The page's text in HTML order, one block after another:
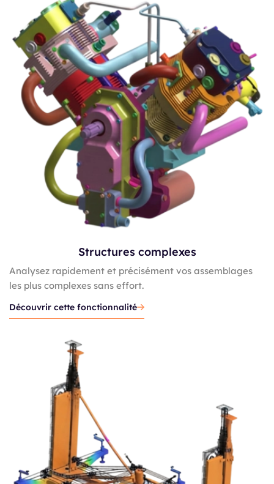
Structures complexes
Analysez rapidement et précisément vos assemblages
les plus complexes sans effort.
Découvrir cette fonctionnalité